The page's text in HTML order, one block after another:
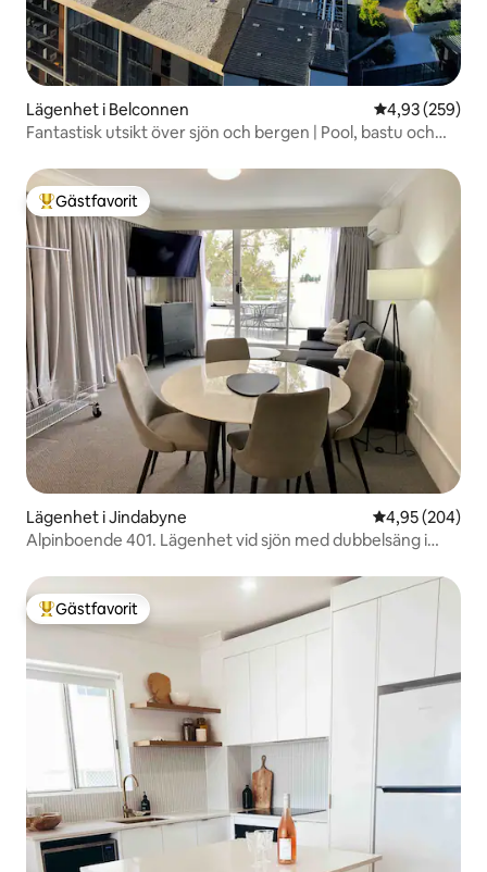
Lägenhet i Belconnen 4,93 av 5 i
4,93 (259)
Fantastisk utsikt över sjön och bergen | Pool, bastu och
Populär gästfavorit
Gästfavorit
Lägenhet i Jindabyne 4,95 av 5 i
4,95 (204)
Alpinboende 401. Lägenhet vid sjön med dubbelsäng i
Populär gästfavorit
Gästfavorit